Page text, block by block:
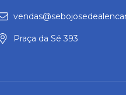
Praça da Sé 393